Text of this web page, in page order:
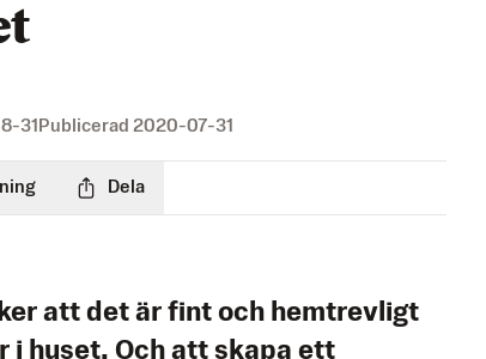
31 Publicerad 2020-07-31
Dela
att det är fint och hemtrevligt
i huset. Och att skapa ett